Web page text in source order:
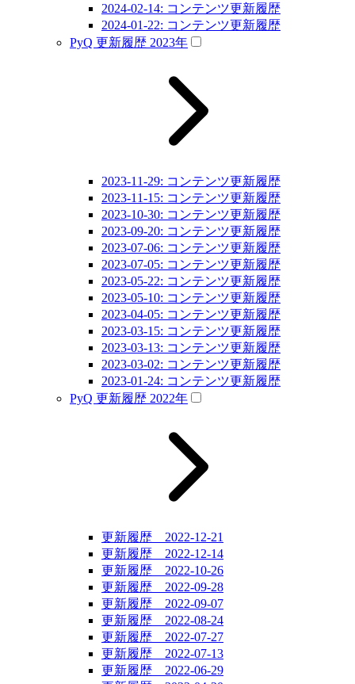
2024-02-14: コンテンツ更新履歴
2024-01-22: コンテンツ更新履歴
PyQ 更新履歴 2023年
2023-11-29: コンテンツ更新履歴
2023-11-15: コンテンツ更新履歴
2023-10-30: コンテンツ更新履歴
2023-09-20: コンテンツ更新履歴
2023-07-06: コンテンツ更新履歴
2023-07-05: コンテンツ更新履歴
2023-05-22: コンテンツ更新履歴
2023-05-10: コンテンツ更新履歴
2023-04-05: コンテンツ更新履歴
2023-03-15: コンテンツ更新履歴
2023-03-13: コンテンツ更新履歴
2023-03-02: コンテンツ更新履歴
2023-01-24: コンテンツ更新履歴
PyQ 更新履歴 2022年
更新履歴 2022-12-21
更新履歴 2022-12-14
更新履歴 2022-10-26
更新履歴 2022-09-28
更新履歴 2022-09-07
更新履歴 2022-08-24
更新履歴 2022-07-27
更新履歴 2022-07-13
更新履歴 2022-06-29